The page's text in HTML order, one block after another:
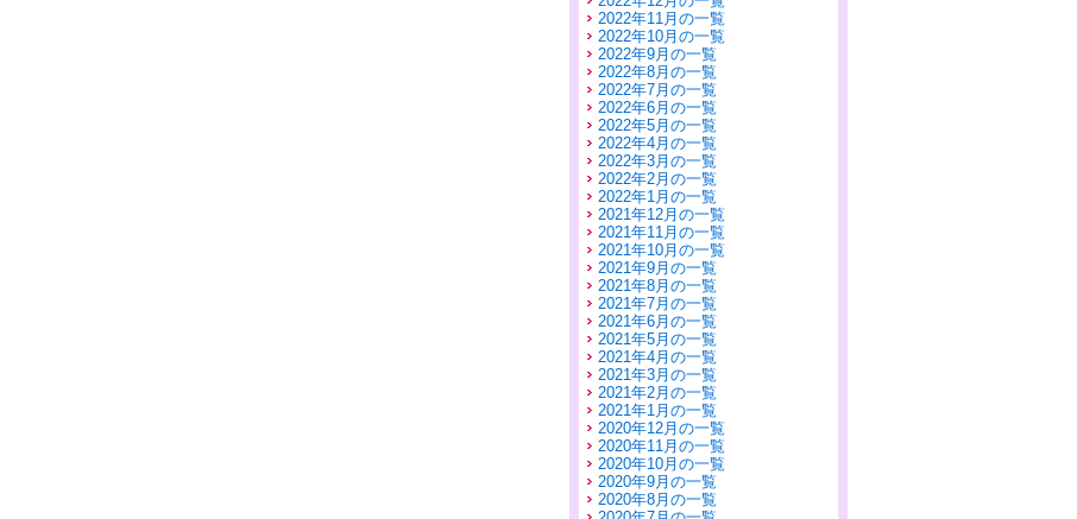
2022年11月の一覧
2022年10月の一覧
2022年9月の一覧
2022年8月の一覧
2022年7月の一覧
2022年6月の一覧
2022年5月の一覧
2022年4月の一覧
2022年3月の一覧
2022年2月の一覧
2022年1月の一覧
2021年12月の一覧
2021年11月の一覧
2021年10月の一覧
2021年9月の一覧
2021年8月の一覧
2021年7月の一覧
2021年6月の一覧
2021年5月の一覧
2021年4月の一覧
2021年3月の一覧
2021年2月の一覧
2021年1月の一覧
2020年12月の一覧
2020年11月の一覧
2020年10月の一覧
2020年9月の一覧
2020年8月の一覧